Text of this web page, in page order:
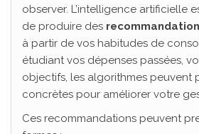
observer. L’intelligence artificielle
de produire des
à partir de vos habitudes de
étudiant vos dépenses passées,
objectifs, les algorithmes peuvent
concrètes pour améliorer votre
Ces recommandations peuvent